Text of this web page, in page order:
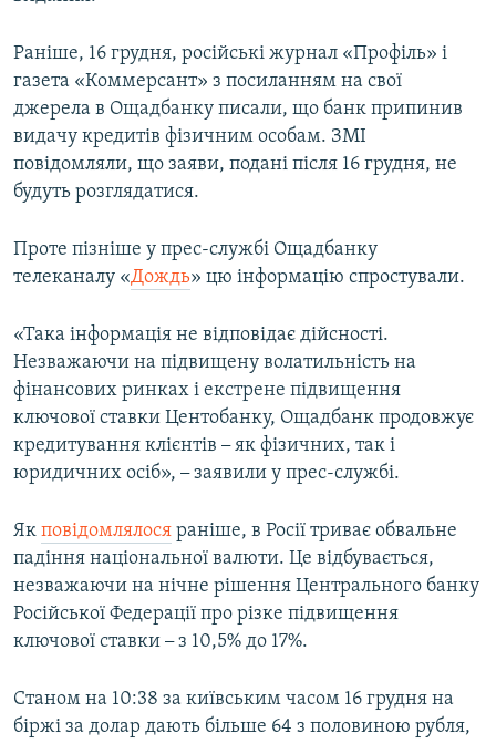
Раніше, 16 грудня, російські журнал «Профіль» і
газета «Коммерсант» з посиланням на свої
джерела в Ощадбанку писали, що банк припинив
видачу кредитів фізичним особам. ЗМІ
повідомляли, що заяви, подані після 16 грудня, не
будуть розглядатися.
Проте пізніше у прес-службі Ощадбанку
телеканалу «Дождь» цю інформацію спростували.
«Така інформація не відповідає дійсності.
Незважаючи на підвищену волатильність на
фінансових ринках і екстрене підвищення
ключової ставки Центобанку, Ощадбанк продовжує
кредитування клієнтів –як фізичних, так і
юридичних осіб», –заявили у прес-службі.
Як повідомлялося раніше, в Росії триває обвальне
падіння національної валюти. Це відбувається,
незважаючи на нічне рішення Центрального банку
Російської Федерації про різке підвищення
ключової ставки –з 10,5% до 17%.
Станом на 10:38 за київським часом 16 грудня на
біржі за долар дають більше 64 з половиною рубля,